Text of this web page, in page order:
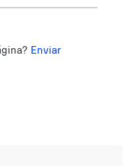
Enviar